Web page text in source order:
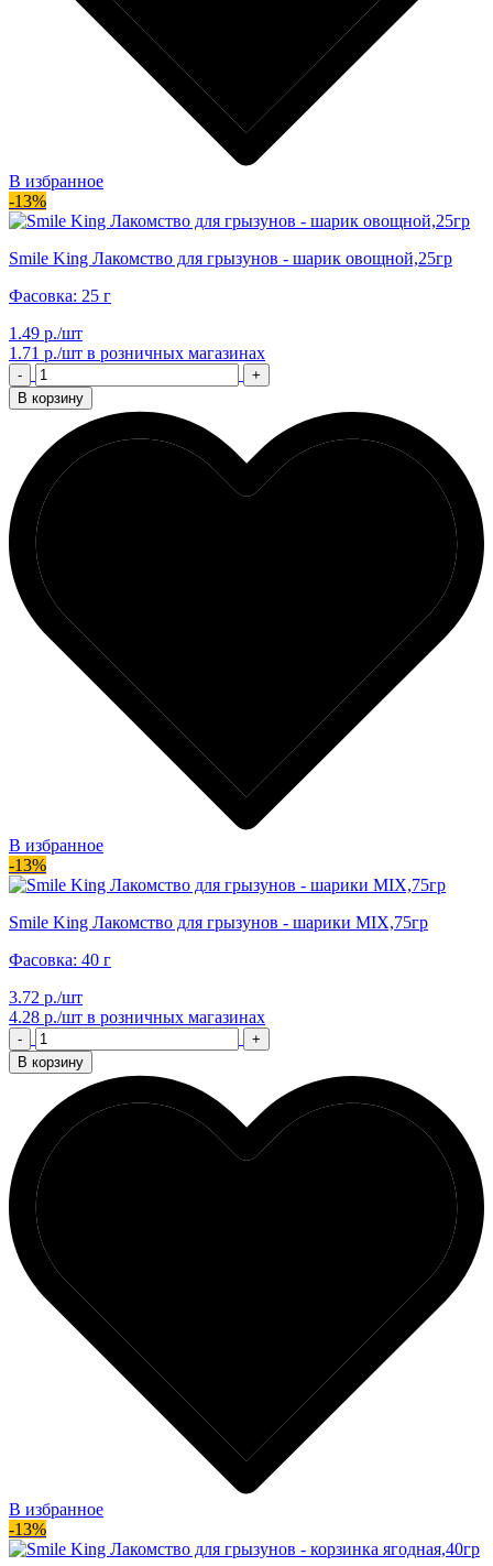
В избранное
-13%
Smile King Лакомство для грызунов - шарик овощной,25гр
Фасовка: 25 г
1.49 р./шт
1.71 р./шт в розничных магазинах
-
+
В корзину
В избранное
-13%
Smile King Лакомство для грызунов - шарики MIX,75гр
Фасовка: 40 г
3.72 р./шт
4.28 р./шт в розничных магазинах
-
+
В корзину
В избранное
-13%